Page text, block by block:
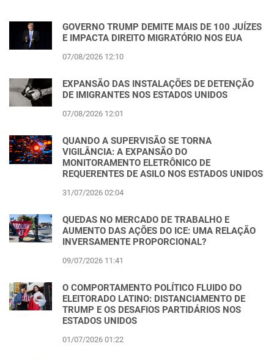
GOVERNO TRUMP DEMITE MAIS DE 100 JUÍZES
E IMPACTA DIREITO MIGRATÓRIO NOS EUA
07/08/2026 12:10
EXPANSÃO DAS INSTALAÇÕES DE DETENÇÃO
DE IMIGRANTES NOS ESTADOS UNIDOS
07/08/2026 12:01
QUANDO A SUPERVISÃO SE TORNA
VIGILÂNCIA: A EXPANSÃO DO
MONITORAMENTO ELETRÔNICO DE
REQUERENTES DE ASILO NOS ESTADOS UNIDOS
31/07/2026 02:04
QUEDAS NO MERCADO DE TRABALHO E
AUMENTO DAS AÇÕES DO ICE: UMA RELAÇÃO
INVERSAMENTE PROPORCIONAL?
09/07/2026 11:41
O COMPORTAMENTO POLÍTICO FLUIDO DO
ELEITORADO LATINO: DISTANCIAMENTO DE
TRUMP E OS DESAFIOS PARTIDÁRIOS NOS
ESTADOS UNIDOS
01/07/2026 01:22